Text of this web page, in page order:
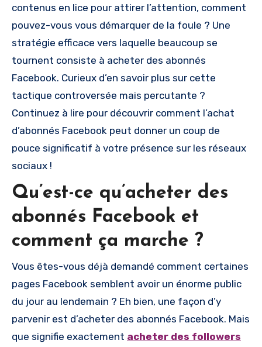
contenus en lice pour attirer l’attention, comment
pouvez-vous vous démarquer de la foule ? Une
stratégie efficace vers laquelle beaucoup se
tournent consiste à acheter des abonnés
Facebook. Curieux d’en savoir plus sur cette
tactique controversée mais percutante ?
Continuez à lire pour découvrir comment l’achat
d’abonnés Facebook peut donner un coup de
pouce significatif à votre présence sur les réseaux
sociaux !
Qu’est-ce qu’acheter des
abonnés Facebook et
comment ça marche ?
Vous êtes-vous déjà demandé comment certaines
pages Facebook semblent avoir un énorme public
du jour au lendemain ? Eh bien, une façon d’y
parvenir est d’acheter des abonnés Facebook. Mais
que signifie exactement acheter des followers